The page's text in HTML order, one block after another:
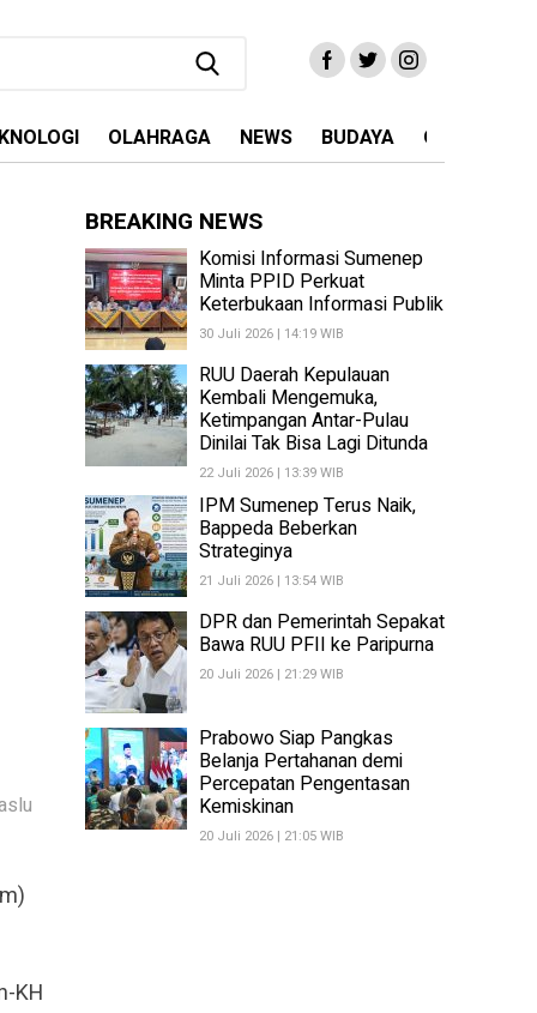
OLAHRAGA NEWS BUDAYA OPINI
KH
BREAKING NEWS
Komisi Informasi Sumenep
Minta PPID Perkuat
Keterbukaan Informasi Publik
30 Juli 2026 | 14:19 WIB
RUU Daerah Kepulauan
Kembali Mengemuka,
Ketimpangan Antar-Pulau
Dinilai Tak Bisa Lagi Ditunda
22 Juli 2026 | 13:39 WIB
IPM Sumenep Terus Naik,
Bappeda Beberkan
Strateginya
21 Juli 2026 | 13:54 WIB
DPR dan Pemerintah Sepakat
Bawa RUU PFII ke Paripurna
20 Juli 2026 | 21:29 WIB
Prabowo Siap Pangkas
Belanja Pertahanan demi
Percepatan Pengentasan
Kemiskinan
20 Juli 2026 | 21:05 WIB